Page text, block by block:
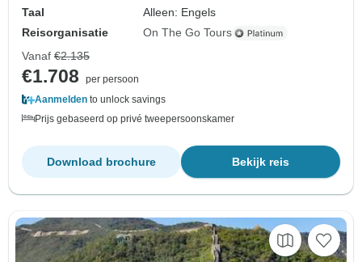
Taal
Alleen: Engels
Reisorganisatie
On The Go Tours
Vanaf €2.135
€1.708
per persoon
Aanmelden to unlock savings
Prijs gebaseerd op privé tweepersoonskamer
Bekijk reis
Download brochure